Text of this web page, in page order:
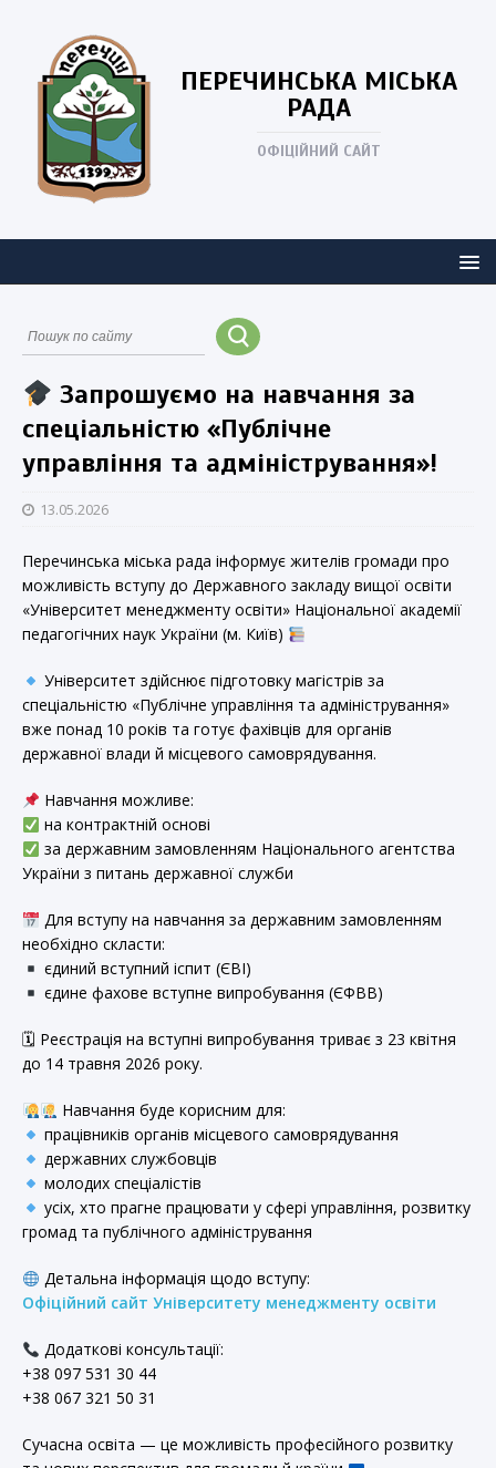
ПЕРЕЧИНСЬКА МІСЬКА
РАДА
ОФІЦІЙНИЙ САЙТ
Запрошуємо на навчання за
спеціальністю «Публічне
управління та адміністрування»!
13.05.2026
Перечинська міська рада інформує жителів громади про
можливість вступу до Державного закладу вищої освіти
«Університет менеджменту освіти» Національної академії
педагогічних наук України (м. Київ)
Університет здійснює підготовку магістрів за
спеціальністю «Публічне управління та адміністрування»
вже понад 10 років та готує фахівців для органів
державної влади й місцевого самоврядування.
Навчання можливе:
на контрактній основі
за державним замовленням Національного агентства
України з питань державної служби
Для вступу на навчання за державним замовленням
необхідно скласти:
єдиний вступний іспит (ЄВІ)
єдине фахове вступне випробування (ЄФВВ)
🗓 Реєстрація на вступні випробування триває з 23 квітня
до 14 травня 2026 року.
Навчання буде корисним для:
працівників органів місцевого самоврядування
державних службовців
молодих спеціалістів
усіх, хто прагне працювати у сфері управління, розвитку
громад та публічного адміністрування
Детальна інформація щодо вступу:
Офіційний сайт Університету менеджменту освіти
Додаткові консультації:
+38 097 531 30 44
+38 067 321 50 31
Сучасна освіта — це можливість професійного розвитку